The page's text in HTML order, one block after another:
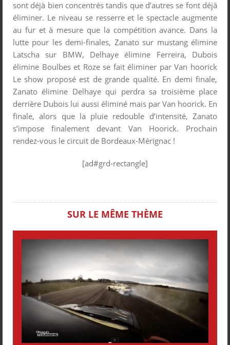
sont déjà bien concentrés tandis que d’autres se font déjà
éliminer. Le niveau se resserre et le spectacle augmente
au fur et à mesure que la compétition avance. Dans la
lutte pour les demi-finales, Zanato sur mustang élimine
Latscha sur BMW, Delhaye élimine Ferreira, Dubois
élimine Boulbes et Roze se fait éliminer par Van hoorick
Le show proposé est de grande qualité. En demi finale,
Zanato élimine Delhaye qui perdra sa troisième place
derrière Dubois lui aussi éliminé mais par Van hoorick. En
finale, alors que la pluie redouble d’intensité, Zanato
s’impose finalement devant Van Hoorick. Prochain
rendez-vous le circuit de Bordeaux-Mérignac !
[ad#grd-rectangle]
SUR LE MÊME THÈME